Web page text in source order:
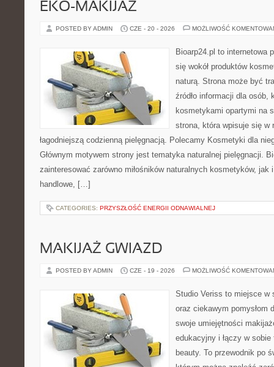
EKO-MAKIJAŻ
POSTED BY ADMIN CZE - 20 - 2026 MOŻLIWOŚĆ
Bioarp24.pl to internetowa
się wokół produktów
naturą. Strona może być
źródło informacji dla osób,
kosmetykami opartymi na
strona, która wpisuje się w
łagodniejszą codzienną pielęgnacją. Polecamy Kosmetyki dla
Głównym motywem strony jest tematyka naturalnej pielęgnacji.
zainteresować zarówno miłośników naturalnych kosmetyków, jak
handlowe, […]
CATEGORIES: PRZYSZŁOŚĆ ENERGII ODNAWIALNEJ
MAKIJAŻ GWIAZD
POSTED BY ADMIN CZE - 19 - 2026 MOŻLIWOŚĆ
Studio Veriss to miejsce w
oraz ciekawym pomysłom
swoje umiejętności
edukacyjny i łączy w
beauty. To przewodnik po